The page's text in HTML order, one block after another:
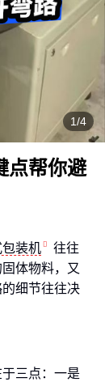
1/4
点帮你避
装机
往往
体物料，又
细节往往决
三点：一是